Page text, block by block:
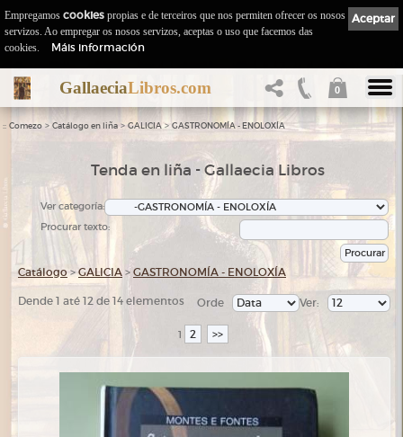
GallaeciaLibros.com 0
:: Comezo > Catálogo en liña > GALICIA> GASTRONOMÍA - ENOLOXÍA
Tenda en liña - Gallaecia Libros
Ver categoría:
Procurar texto:
Catálogo >GALICIA > GASTRONOMÍA - ENOLOXÍA
Dende 1 até 12 de 14 elementos Ver:
Orde
1 2 >>
Aceptar
Empregamos cookies propias e de terceiros que nos permiten ofrecer os nosos
servizos. Ao empregar os nosos servizos, aceptas o uso que facemos das
cookies.
Máis información